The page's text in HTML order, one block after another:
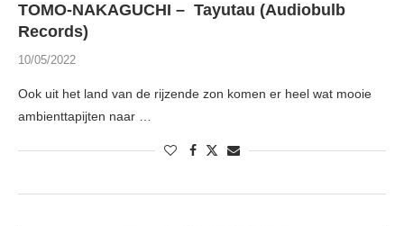
TOMO-NAKAGUCHI – Tayutau (Audiobulb
Records)
10/05/2022
Ook uit het land van de rijzende zon komen er heel wat mooie
ambienttapijten naar …